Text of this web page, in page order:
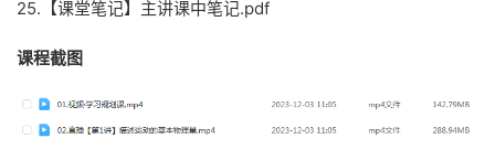
25.【课堂笔记】主讲课中笔记.pdf
课程截图